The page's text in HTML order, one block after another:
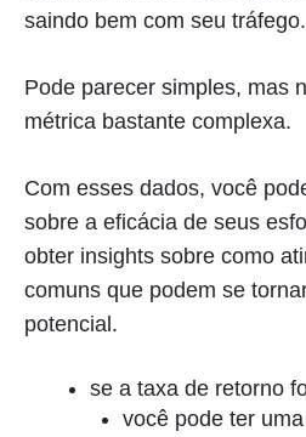
saindo bem com seu tráfego.
Pode parecer simples, mas
métrica bastante complexa.
Com esses dados, você
sobre a eficácia de seus
obter insights sobre como
comuns que podem se
potencial.
se a taxa de retorno
você pode ter